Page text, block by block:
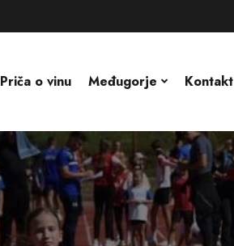
Priča o vinu Međugorje Kontakt